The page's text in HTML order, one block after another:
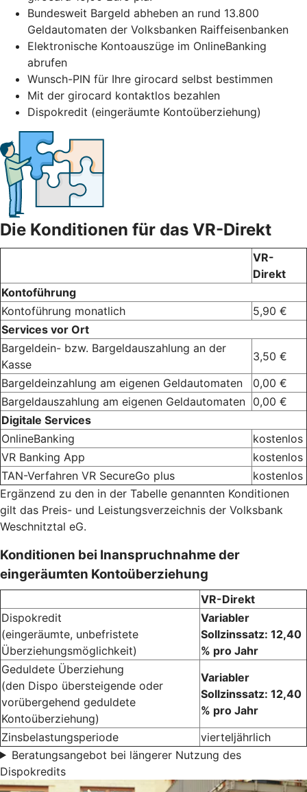
Bundesweit Bargeld abheben an rund 13.800
Geldautomaten der Volksbanken Raiffeisenbanken
Elektronische Kontoauszüge im OnlineBanking
abrufen
Wunsch-PIN für Ihre girocard selbst bestimmen
Mit der girocard kontaktlos bezahlen
Dispokredit (eingeräumte Kontoüberziehung)
Die Konditionen für das VR-Direkt
VR-
Direkt
Kontoführung
Kontoführung monatlich
5,90 €
Services vor Ort
Bargeldein- bzw. Bargeldauszahlung an der
Kasse
3,50 €
Bargeldeinzahlung am eigenen Geldautomaten
0,00 €
Bargeldauszahlung am eigenen Geldautomaten 0,00 €
Digitale Services
OnlineBanking
kostenlos
VR Banking App
kostenlos
TAN-Verfahren VR SecureGo plus
kostenlos
Ergänzend zu den in der Tabelle genannten Konditionen
gilt das Preis- und Leistungsverzeichnis der Volksbank
Weschnitztal eG.
Konditionen bei Inanspruchnahme der
eingeräumten Kontoüberziehung
VR-Direkt
Dispokredit
(eingeräumte, unbefristete
Überziehungsmöglichkeit)
Variabler
Sollzinssatz: 12,40
% pro Jahr
Geduldete Überziehung
(den Dispo übersteigende oder
vorübergehend geduldete
Kontoüberziehung)
Variabler
Sollzinssatz: 12,40
% pro Jahr
Zinsbelastungsperiode
vierteljährlich
Beratungsangebot bei längerer Nutzung des
Dispokredits